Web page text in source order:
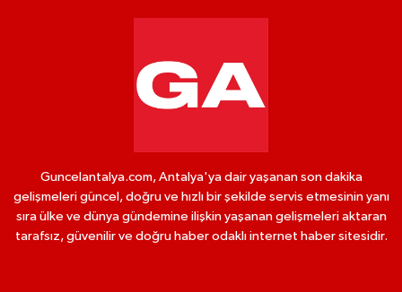
Guncelantalya.com, Antalya'ya dair yaşanan son dakika
gelişmeleri güncel, doğru ve hızlı bir şekilde servis etmesinin yanı
sıra ülke ve dünya gündemine ilişkin yaşanan gelişmeleri aktaran
tarafsız, güvenilir ve doğru haber odaklı internet haber sitesidir.